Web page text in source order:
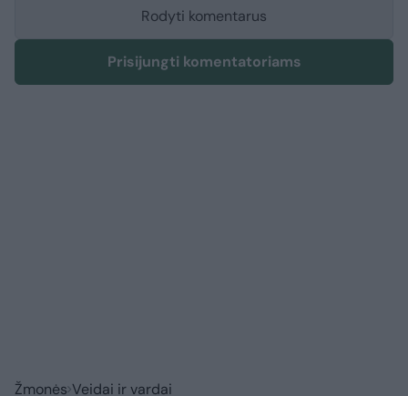
Rodyti komentarus
Prisijungti komentatoriams
Žmonės Veidai ir vardai